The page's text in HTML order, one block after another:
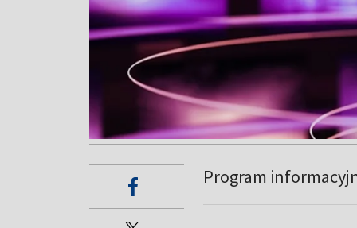
Program